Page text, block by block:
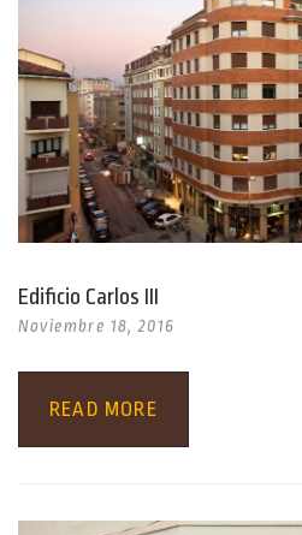
Edificio Carlos III
Noviembre 18, 2016
READ MORE